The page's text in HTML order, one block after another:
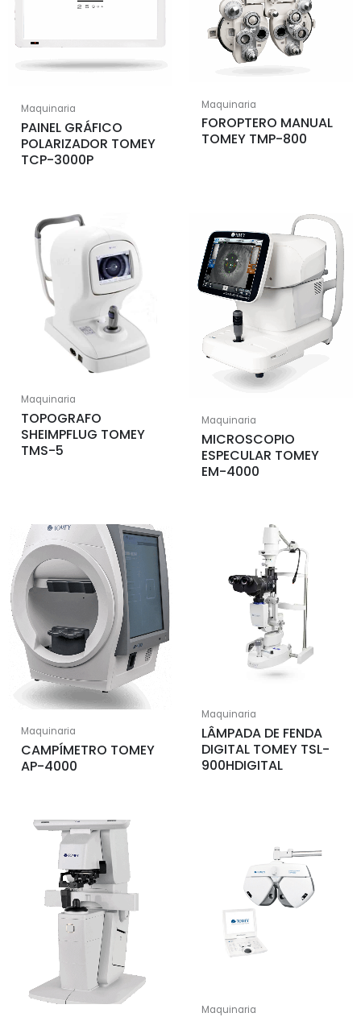
Maquinaria
PAINEL GRÁFICO
POLARIZADOR TOMEY
TCP-3000P
Maquinaria
FOROPTERO MANUAL
TOMEY TMP-800
Maquinaria
TOPOGRAFO
SHEIMPFLUG TOMEY
TMS-5
Maquinaria
MICROSCOPIO
ESPECULAR TOMEY
EM-4000
Maquinaria
CAMPÍMETRO TOMEY
AP-4000
Maquinaria
LÂMPADA DE FENDA
DIGITAL TOMEY TSL-
900HDIGITAL
Maquinaria